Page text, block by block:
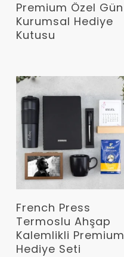
Premium Özel Gün
Kurumsal Hediye
Kutusu
Devamını Oku
French Press
Termoslu Ahşap
Kalemlikli Premium
Hediye Seti